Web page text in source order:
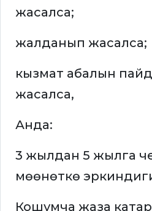
жасалса;
жалданып жасалса;
кызмат абалын
жасалса,
Анда:
3 жылдан 5 жылга
мөөнөткө
Кошумча жаза